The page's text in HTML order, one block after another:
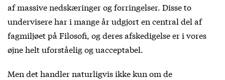
af massive nedskæringer og forringelser. Disse to
undervisere har i mange år udgjort en central del af
fagmiljøet på Filosofi, og deres afskedigelse er i vores
øjne helt uforståelig og uacceptabel.
Men det handler naturligvis ikke kun om de